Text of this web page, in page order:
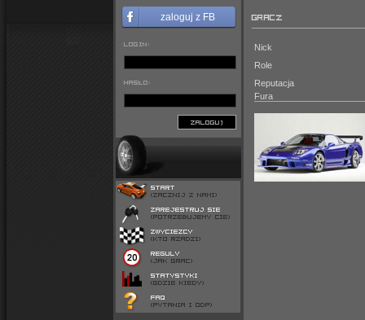
zaloguj z FB
LOGIN:
HASŁO:
ZALOGUJ
GRACZ
Nick
Role
Reputacja
Fura